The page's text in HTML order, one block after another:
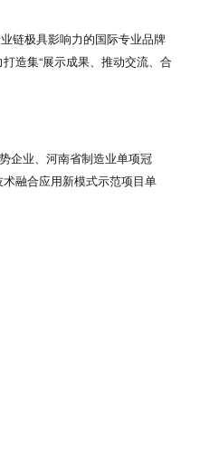
工，为提供客户储、运、销一
地区。 EST为确保质量的稳
洁净车间），且引进国际先进
CLASS 6的医用级原材
链极具影响力的国际专业品牌
造集“展示成果、推动交流、合
线下、买家与卖家，为展商与
流，敏锐捕捉行业前沿动向，
动能。
企业、河南省制造业单项冠
融合应用新模式示范项目单
并挂牌（证券简称：世纪数
紧跟行业及技术发展趋势，前